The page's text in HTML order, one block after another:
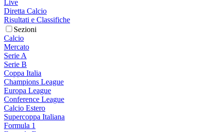
Live
Diretta Calcio
Risultati e Classifiche
Sezioni
Calcio
Mercato
Serie A
Serie B
Coppa Italia
Champions League
Europa League
Conference League
Calcio Estero
Supercoppa Italiana
Formula 1